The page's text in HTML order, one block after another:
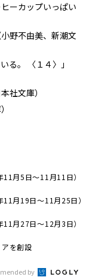
ーカップいっぱい
野不由美、新潮文
る。 〈１４〉」
社文庫）
月5日～11月11日）
月19日～11月25日）
月27日～12月3日）
を創設
by